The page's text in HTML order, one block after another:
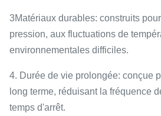
3Matériaux durables: construits
pression, aux fluctuations de
environnementales difficiles.
4. Durée de vie prolongée: conçue
long terme, réduisant la fréquence
temps d'arrêt.